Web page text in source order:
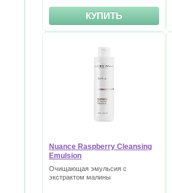
КУПИТЬ
Nuance Raspberry Cleansing
Emulsion
Очищающая эмульсия с
экстрактом малины